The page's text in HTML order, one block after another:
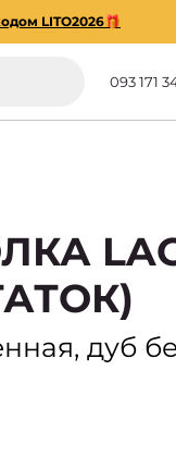
LITO2026🎁
093 171
дуб